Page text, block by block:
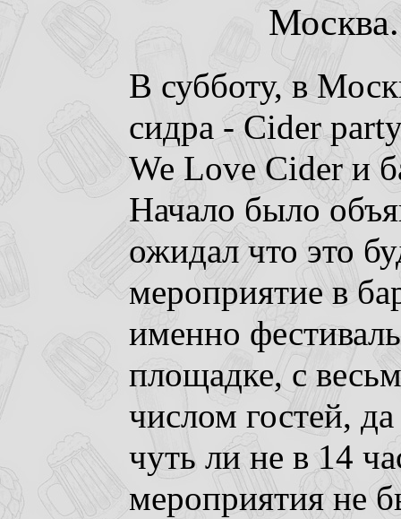
В субботу, в
сидра - Cider
We Love Cider и
Начало было
ожидал что это
мероприятие в
именно
площадке, с
числом гостей,
чуть ли не в 14
мероприятия не